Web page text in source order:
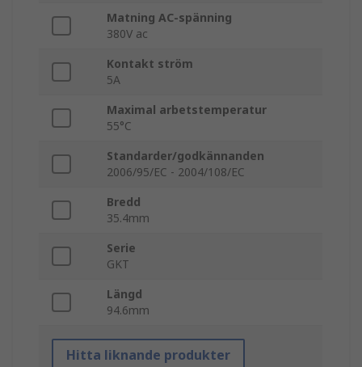
Matning AC-spänning
380V ac
Kontakt ström
5A
Maximal arbetstemperatur
55°C
Standarder/godkännanden
2006/95/EC - 2004/108/EC
Bredd
35.4mm
Serie
GKT
Längd
94.6mm
Hitta liknande produkter